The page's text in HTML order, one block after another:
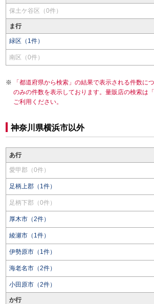
保土ケ谷区（0件）
ま行
緑区（1件）
南区（0件）
「都道府県から検索」の結果で表示される件数に
のみの件数を表示しております。量販店の検索は
ご利用ください。
神奈川県横浜市以外
あ行
愛甲郡（0件）
足柄上郡（1件）
足柄下郡（0件）
厚木市（2件）
綾瀬市（1件）
伊勢原市（1件）
海老名市（2件）
小田原市（2件）
か行